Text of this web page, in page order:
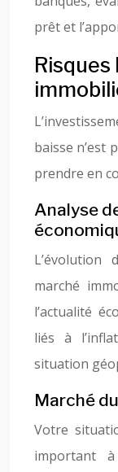
prêt et
Risques
baisse n’est
prendre en
Analyse
L’évolution
marché
l’actualité
liés à
situation
Marché
Votre
important